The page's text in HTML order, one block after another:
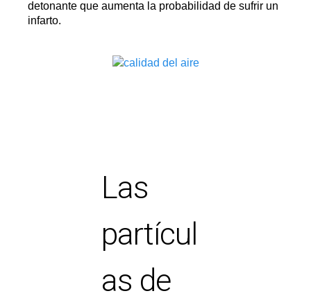
detonante que aumenta la probabilidad de sufrir un
infarto.
Las
partícul
as de